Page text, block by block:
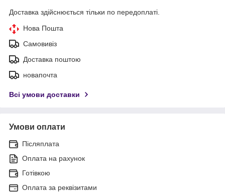
Доставка здійснюється тільки по передоплаті.
Нова Пошта
Самовивіз
Доставка поштою
новапочта
Всі умови доставки
Умови оплати
Післяплата
Оплата на рахунок
Готівкою
Оплата за реквізитами